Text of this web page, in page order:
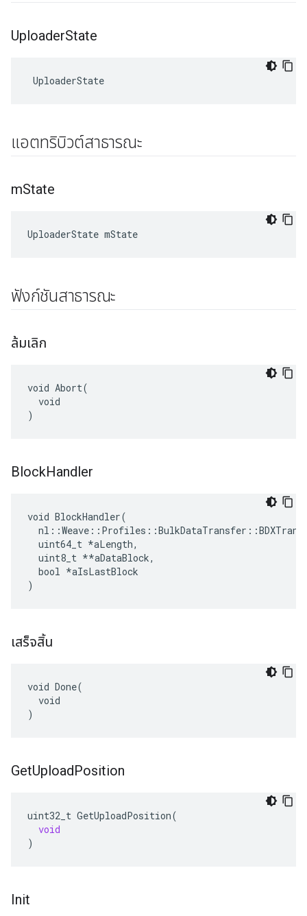
UploaderState
UploaderState
แอตทริบิวต์สาธารณะ
mState
UploaderState mState
ฟังก์ชันสาธารณะ
ล้มเลิก
void Abort(
  void
)
BlockHandler
void BlockHandler(
  uint64_t
*aLength,
  uint8_t *
*aDataBlock,
  bool *aIsLastBlock
)
เสร็จสิ้น
void Done(
  void
)
GetUploadPosition
uint32_t GetUploadPosition(
void
)
Init